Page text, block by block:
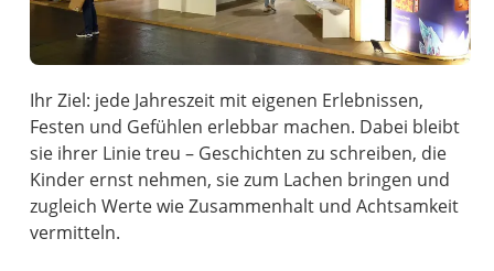
Ihr Ziel: jede Jahreszeit mit eigenen Erlebnissen,
Festen und Gefühlen erlebbar machen. Dabei bleibt
sie ihrer Linie treu – Geschichten zu schreiben, die
Kinder ernst nehmen, sie zum Lachen bringen und
zugleich Werte wie Zusammenhalt und Achtsamkeit
vermitteln.